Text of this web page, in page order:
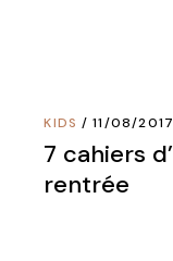
KIDS 11/08/2017
7 cahiers
rentrée